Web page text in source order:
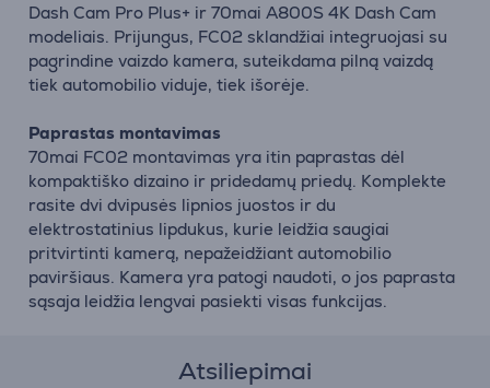
Dash Cam Pro Plus+ ir 70mai A800S 4K Dash Cam
modeliais. Prijungus, FC02 sklandžiai integruojasi su
pagrindine vaizdo kamera, suteikdama pilną vaizdą
tiek automobilio viduje, tiek išorėje.
Paprastas montavimas
70mai FC02 montavimas yra itin paprastas dėl
kompaktiško dizaino ir pridedamų priedų. Komplekte
rasite dvi dvipusės lipnios juostos ir du
elektrostatinius lipdukus, kurie leidžia saugiai
pritvirtinti kamerą, nepažeidžiant automobilio
paviršiaus. Kamera yra patogi naudoti, o jos paprasta
sąsaja leidžia lengvai pasiekti visas funkcijas.
Atsiliepimai